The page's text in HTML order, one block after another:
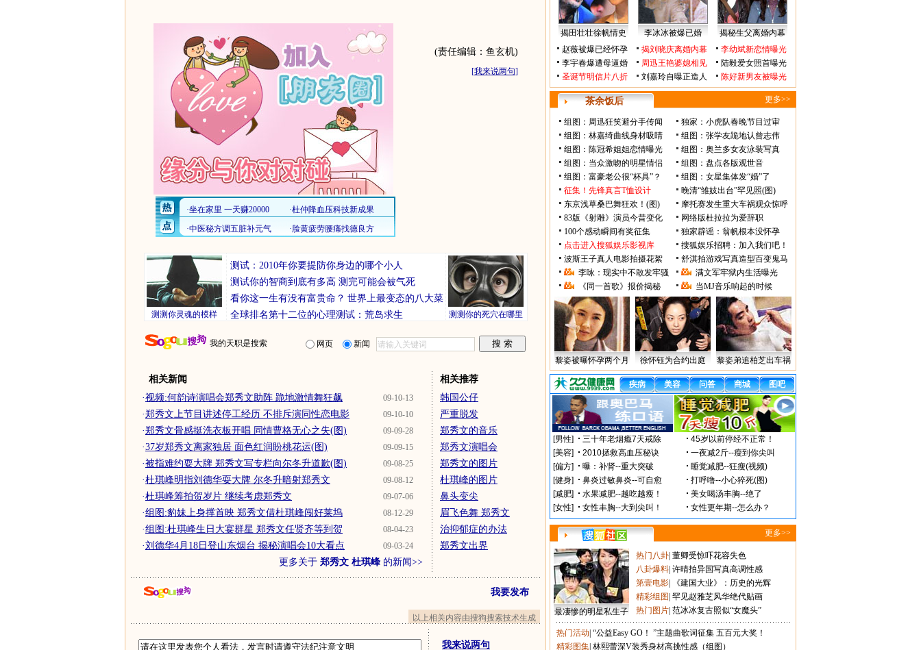
(责任编辑：鱼玄机)
[我来说两句]
测测你灵魂的模样
测试：2010年你要提防你身边的哪个小人
测试你的智商到底有多高 测完可能会被气死
看你这一生有没有富贵命？ 世界上最变态的八大菜
全球排名第十二位的心理测试：荒岛求生
测测你的死穴在哪里
我的天职是搜索 网页 新闻
相关新闻
09-10-13
·视频:何韵诗演唱会郑秀文助阵 跪地激情舞狂飙
09-10-10
·郑秀文上节目讲述停工经历 不排斥演同性恋电影
09-09-28
·郑秀文骨感挺洗衣板开唱 同情曹格无心之失(图)
09-09-15
·37岁郑秀文离家独居 面色红润盼桃花运(图)
09-08-25
·被指难约耍大牌 郑秀文写专栏向尔冬升道歉(图)
09-08-12
·杜琪峰明指刘德华耍大牌 尔冬升暗射郑秀文
09-07-06
·杜琪峰筹拍贺岁片 继续考虑郑秀文
08-12-29
·组图:豹妹上身撑首映 郑秀文借杜琪峰闯好莱坞
08-04-23
·组图:杜琪峰生日大宴群星 郑秀文任贤齐等到贺
09-03-24
·刘德华4月18日登山东烟台 揭秘演唱会10大看点
更多关于 郑秀文 杜琪峰 的新闻>>
相关推荐
韩国公仔
严重脱发
郑秀文的音乐
郑秀文演唱会
郑秀文的图片
杜琪峰的图片
鼻头变尖
眉飞色舞 郑秀文
治抑郁症的办法
郑秀文出界
我要发布
以上相关内容由搜狗搜索技术生成
我来说两句
揭田壮壮徐帆情史 李冰冰被爆已婚
揭秘生父离婚内幕
赵薇被爆已经怀孕
揭刘晓庆离婚内幕
李幼斌新恋情曝光
李宇春爆遭母逼婚
周迅王艳婆媳相见
陆毅爱女照首曝光
圣诞节明信片八折
刘嘉玲自曝正造人 陈好新男友被曝光
茶余饭后 更多>>
组图：周迅狂笑避分手传闻
独家：小虎队春晚节目过审
组图：林嘉绮曲线身材吸睛
组图：张学友跪地认曾志伟
组图：陈冠希姐姐恋情曝光
组图：奥兰多女友泳装写真
组图：当众激吻的明星情侣
组图：盘点各版观世音
组图：富豪老公很“杯具”？
组图：女星集体发“婚”了
征集！先锋真言T恤设计
晚清“雏妓出台”罕见照(图)
东京浅草桑巴舞狂欢！(图)
摩托赛发生重大车祸观众惊呼
83版《射雕》演员今昔变化
网络版杜拉拉为爱辞职
100个感动瞬间有奖征集
独家辟谣：翁帆根本没怀孕
点击进入搜狐娱乐影视库
搜狐娱乐招聘：加入我们吧！
波斯王子真人电影拍摄花絮
舒淇拍游戏写真造型百变鬼马
李咏：现实中不敢发牢骚
满文军牢狱内生活曝光
《同一首歌》报价揭秘
当MJ音乐响起的时候
黎姿被曝怀孕两个月 徐怀钰为合约出庭 黎姿弟追柏芝出车祸
更多>>
最凄惨的明星私生子
热门八卦 董卿受惊吓花容失色
八卦爆料 许晴拍异国写真高调性感
第壹电影
《建国大业》：历史的光辉
精彩组图 罕见赵雅芝风华绝代贴画
热门图片 范冰冰复古照似“女魔头”
热门活动 “公益Easy GO！ ”主题曲歌词征集 五百元大奖！
精彩图集 林熙蕾深V装秀身材高挑性感（组图）